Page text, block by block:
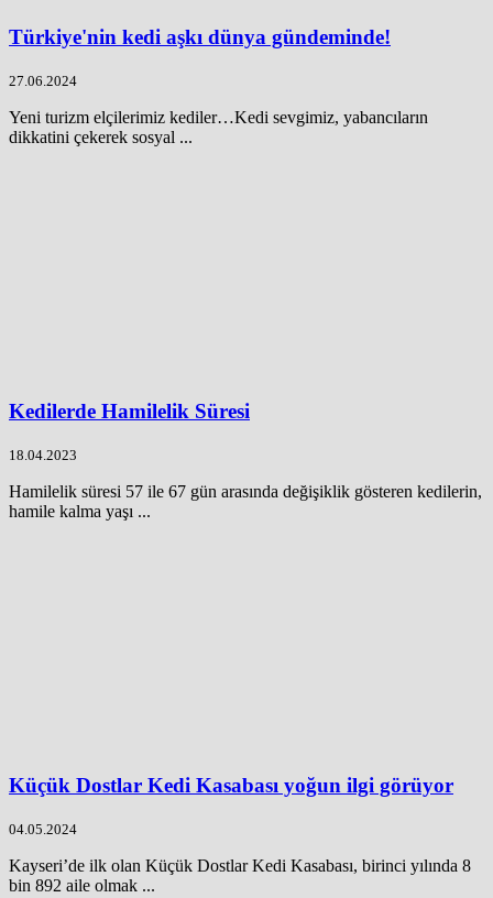
Türkiye'nin kedi aşkı dünya gündeminde!
27.06.2024
Yeni turizm elçilerimiz kediler…Kedi sevgimiz, yabancıların
dikkatini çekerek sosyal ...
Kedilerde Hamilelik Süresi
18.04.2023
Hamilelik süresi 57 ile 67 gün arasında değişiklik gösteren kedilerin,
hamile kalma yaşı ...
Küçük Dostlar Kedi Kasabası yoğun ilgi görüyor
04.05.2024
Kayseri’de ilk olan Küçük Dostlar Kedi Kasabası, birinci yılında 8
bin 892 aile olmak ...